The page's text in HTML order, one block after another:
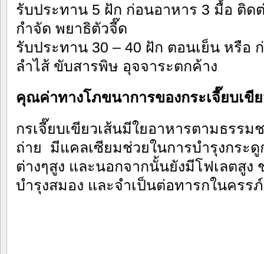
รับประทาน 5 ฝัก ก่อนอาหาร 3 มื้อ ติด
กำจัด พยาธิตัวจี๊ด
รับประทาน 30 – 40 ฝัก ตอนเย็น หรือ
ลำไส้ ขับสารพิษ อุจจาระตกค้าง
คุณค่าทางโภขนาการของกระเจี๊ยบเ
กรเจี๊ยบเขียวเส้นมีใยอาหารตามธรรม
ถ่าย มีแคลเซียมช่วยในการบำรุงกระ
ต่างๆสูง และนอกจากนั้นยังมีโฟเลตสูง
บำรุงสมอง และจำเป็นต่อทารกในครรภ์